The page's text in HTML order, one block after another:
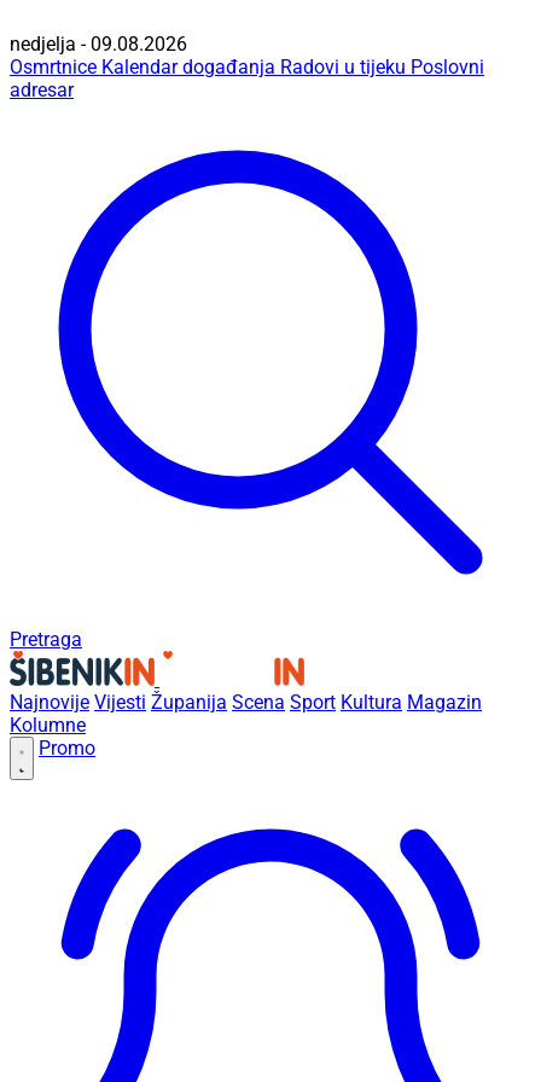
nedjelja - 09.08.2026
Osmrtnice Kalendar događanja Radovi u tijeku Poslovni
adresar
Pretraga
Najnovije Vijesti Županija Scena Sport Kultura Magazin
Kolumne
Promo